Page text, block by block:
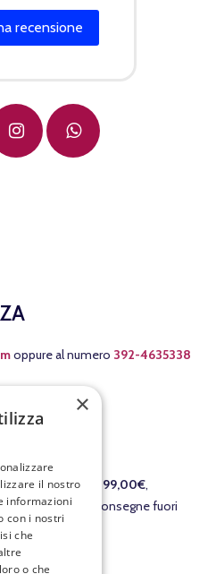
recensione
oppure al numero 392-4635338
per ordinisopra i 99,00€,
è di 7,90€. Per consegne fuori
separato.
×
il nostro
informazioni
con i nostri
che
o che